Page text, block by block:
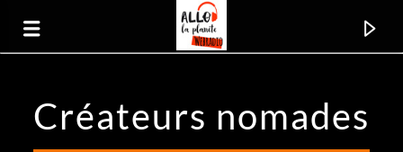
Allo La Planète
Créateurs nomades